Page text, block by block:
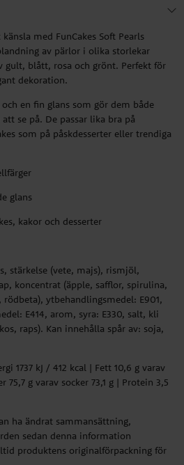
med FunCakes Soft Pearls
av pärlor i olika storlekar
gult, blått, rosa och grönt. Perfekt för
dekoration.
en fin glans som gör dem både
se på. De passar lika bra på
som på påskdesserter eller trendiga
glans
kakor och desserter
stärkelse (vete, majs), rismjöl,
koncentrat (äpple, safflor, spirulina,
ytbehandlingsmedel: E901,
E414, arom, syra: E330, salt, kli
raps). Kan innehålla spår av: soja,
1737 kJ / 412 kcal | Fett 10,6 g varav
75,7 g varav socker 73,1 g | Protein 3,5
ha ändrat sammansättning,
sedan denna information
produktens originalförpackning för